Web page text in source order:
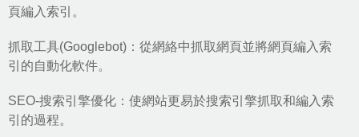
頁編入索引。
抓取工具(Googlebot)：從網絡中抓取網頁並將網頁編入索
引的自動化軟件。
SEO-搜索引擎優化 ：使網站更易於搜索引擎抓取和編入索
引的過程。